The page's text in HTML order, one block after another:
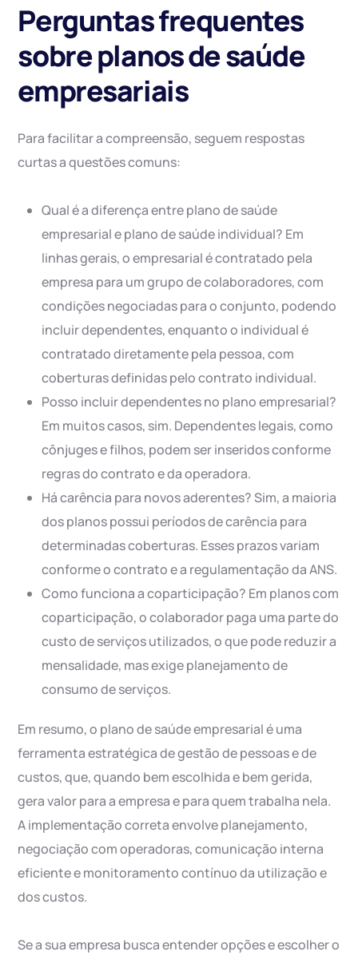
Perguntas frequentes
sobre planos de saúde
empresariais
Para facilitar a compreensão, seguem respostas
curtas a questões comuns:
Qual é a diferença entre plano de saúde
empresarial e plano de saúde individual? Em
linhas gerais, o empresarial é contratado pela
empresa para um grupo de colaboradores, com
condições negociadas para o conjunto, podendo
incluir dependentes, enquanto o individual é
contratado diretamente pela pessoa, com
coberturas definidas pelo contrato individual.
Posso incluir dependentes no plano empresarial?
Em muitos casos, sim. Dependentes legais, como
cônjuges e filhos, podem ser inseridos conforme
regras do contrato e da operadora.
Há carência para novos aderentes? Sim, a maioria
dos planos possui períodos de carência para
determinadas coberturas. Esses prazos variam
conforme o contrato e a regulamentação da ANS.
Como funciona a coparticipação? Em planos com
coparticipação, o colaborador paga uma parte do
custo de serviços utilizados, o que pode reduzir a
mensalidade, mas exige planejamento de
consumo de serviços.
Em resumo, o plano de saúde empresarial é uma
ferramenta estratégica de gestão de pessoas e de
custos, que, quando bem escolhida e bem gerida,
gera valor para a empresa e para quem trabalha nela.
A implementação correta envolve planejamento,
negociação com operadoras, comunicação interna
eficiente e monitoramento contínuo da utilização e
dos custos.
Se a sua empresa busca entender opções e escolher o